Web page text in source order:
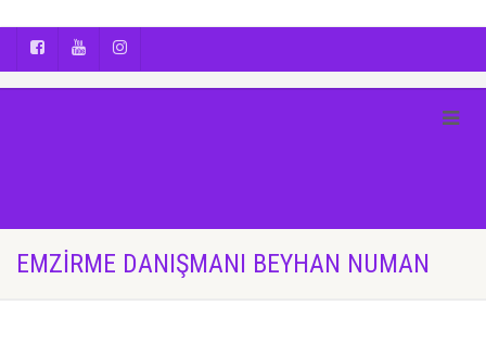
EMZIRME DANIŞMANI BEYHAN NUMAN